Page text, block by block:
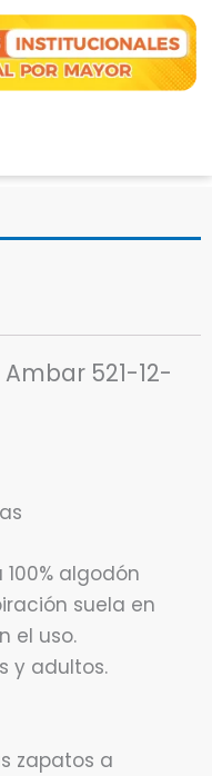
521-12-
algodón
suela en
el uso.
y adultos.
zapatos a